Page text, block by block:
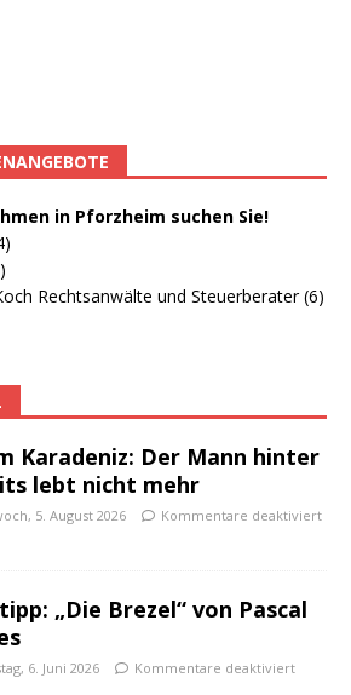
in Pforzheim suchen Sie!
Rechtsanwälte und Steuerberater (6)
Karadeniz: Der Mann hinter
lebt nicht mehr
5. August 2026 Kommentare deaktiviert
„Die Brezel“ von Pascal
6. Juni 2026 Kommentare deaktiviert